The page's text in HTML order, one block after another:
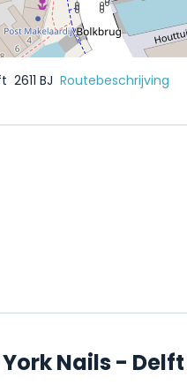
2611 BJ Routebeschrijving
Nails - Delft